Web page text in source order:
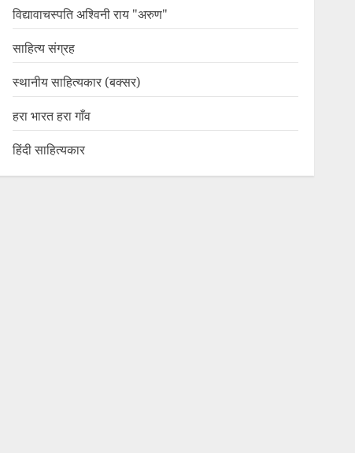
विद्यावाचस्पति अश्विनी राय "अरुण"
साहित्य संग्रह
स्थानीय साहित्यकार (बक्सर)
हरा भारत हरा गाँव
हिंदी साहित्यकार